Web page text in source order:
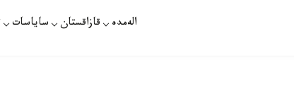
الەمدە قازاقستان ساياسات